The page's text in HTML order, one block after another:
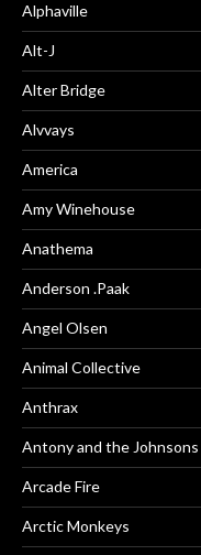
Alphaville
Alt-J
Alter Bridge
Alvvays
America
Amy Winehouse
Anathema
Anderson .Paak
Angel Olsen
Animal Collective
Anthrax
Antony and the Johnsons
Arcade Fire
Arctic Monkeys